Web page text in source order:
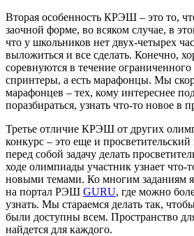
Вторая особенность КРЭШ – это то,
заочной форме, во всяком случае, в
что у школьников нет двух-четырех
выложиться и все сделать. Конечно,
соревнуются в течение
спринтеры, а есть марафонцы. Мы
марафонцев – тех, кому интереснее
поразбираться, узнать что-то новое в
Третье отличие КРЭШ от других
конкурс – это еще и
перед собой задачу делать
ходе олимпиады участник узнает что-
новыми темами. Ко многим заданиям
на портал РЭШ GURU, где можно
узнать. Мы стараемся делать так,
были доступны всем. Пространство
найдется для каждого.